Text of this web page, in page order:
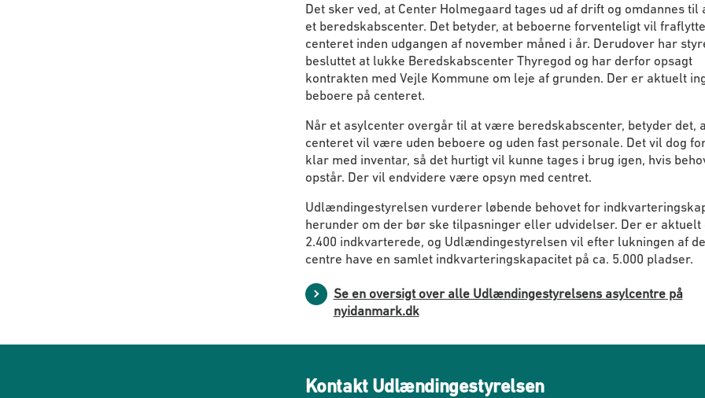
Det sker ved, at Center Holmegaard tages ud af drift og omdannes
et beredskabscenter. Det betyder, at beboerne forventeligt vil fraflytte
centeret inden udgangen af november måned i år. Derudover har
besluttet at lukke Beredskabscenter Thyregod og har derfor opsagt
kontrakten med Vejle Kommune om leje af grunden. Der er aktuelt
beboere på centeret.
Når et asylcenter overgår til at være beredskabscenter, betyder det,
centeret vil være uden beboere og uden fast personale. Det vil dog
klar med inventar, så det hurtigt vil kunne tages i brug igen, hvis
opstår. Der vil endvidere være opsyn med centret.
Udlændingestyrelsen vurderer løbende behovet for
herunder om der bør ske tilpasninger eller udvidelser. Der er aktuelt
2.400 indkvarterede, og Udlændingestyrelsen vil efter lukningen af
centre have en samlet indkvarteringskapacitet på ca. 5.000 pladser.
Se en oversigt over alle Udlændingestyrelsens asylcentre på
nyidanmark.dk
Kontakt Udlændingestyrelsen